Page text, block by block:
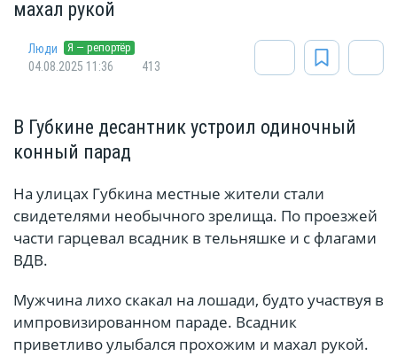
махал рукой
Люди Я — репортёр
04.08.2025 11:36 413
В Губкине десантник устроил одиночный
конный парад
На улицах Губкина местные жители стали
свидетелями необычного зрелища. По проезжей
части гарцевал всадник в тельняшке и с флагами
ВДВ.
Мужчина лихо скакал на лошади, будто участвуя в
импровизированном параде. Всадник
приветливо улыбался прохожим и махал рукой.